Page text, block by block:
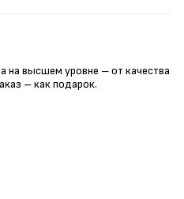
на высшем уровне – от качества
– как подарок.